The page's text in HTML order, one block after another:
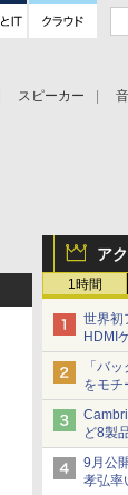
スピーカー
ア
1時間
世界初
HDMI
から
「バ
をモチ
ど8製
9月公
孝弘率